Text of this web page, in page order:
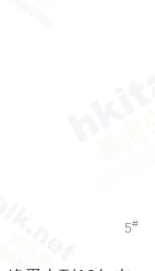
5#